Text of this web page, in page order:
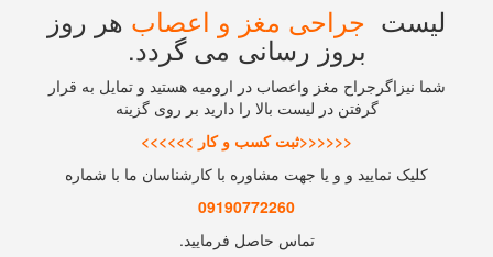
لیست جراحی مغز و اعصاب هر روز
بروز رسانی می گردد.
شما نیزاگرجراح مغز واعصاب در ارومیه هستید و تمایل به قرار
گرفتن در لیست بالا را دارید بر روی گزینه
<<<<<<ثبت کسب و کار >>>>>>
کلیک نمایید و و یا جهت مشاوره با کارشناسان ما با شماره
09190772260
تماس حاصل فرمایید.